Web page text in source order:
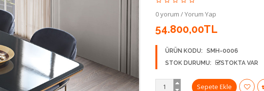
0 yorum /Yorum Yap
54.800,00TL
ÜRÜN KODU:
SMH-0006
STOK DURUMU:
STOKTA VAR